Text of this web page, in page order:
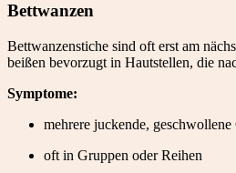
Bettwanzen
Bettwanzenstiche sind oft erst am
beißen bevorzugt in Hautstellen, die
Symptome:
mehrere juckende, geschwollene
oft in Gruppen oder Reihen